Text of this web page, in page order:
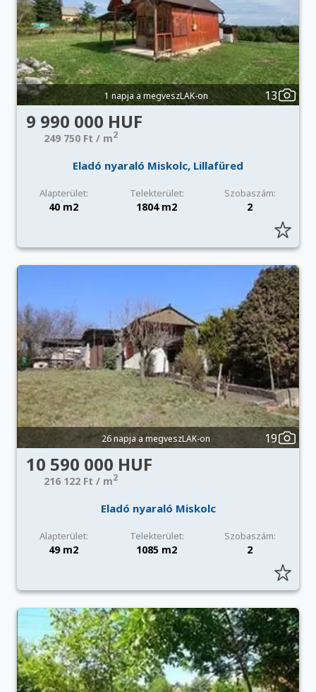
1 napja a megveszLAK-on 13
9 990 000 HUF
249 750 Ft / m2
Eladó nyaraló Miskolc, Lillafüred
Alapterület: Telekterület: Szobaszám:
40 m2 1804 m2 2
26 napja a megveszLAK-on 19
10 590 000 HUF
216 122 Ft / m2
Eladó nyaraló Miskolc
Alapterület: Telekterület: Szobaszám:
49 m2 1085 m2 2